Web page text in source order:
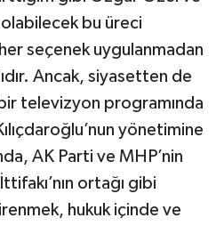
bu üreci
seçenek uygulanmadan
Ancak, siyasetten de
televizyon programında
yönetimine
AK Parti ve MHP’nin
ortağı gibi
hukuk içinde ve